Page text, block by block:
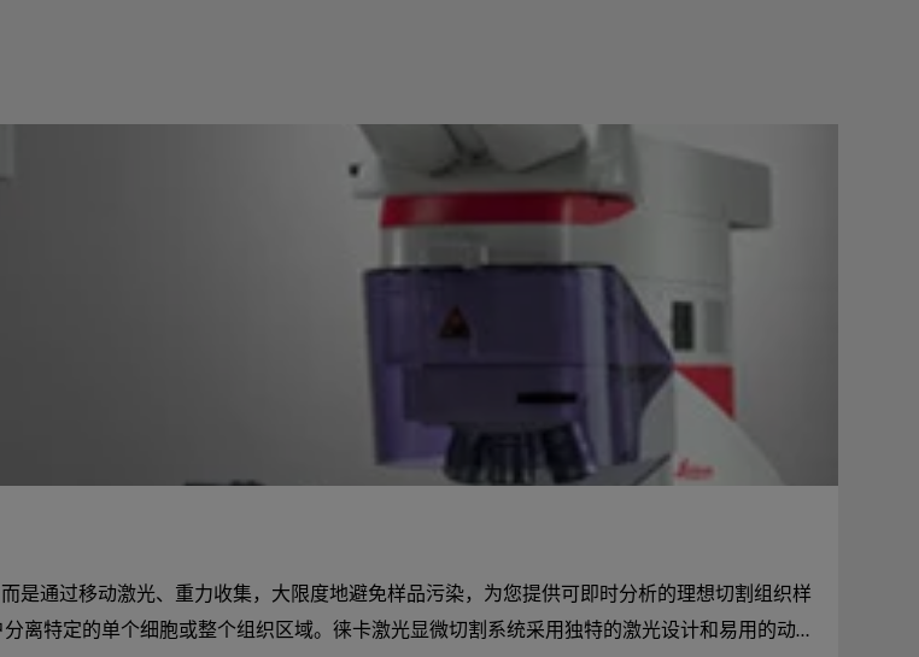
是通过移动激光、重力收集，大限度地避免样品污染，为您提供可即时分析的理想切割组织样